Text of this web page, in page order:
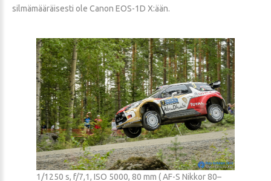
silmämääräisesti ole Canon EOS-1D X:ään.
1/1250 s, f/7,1, ISO 5000, 80 mm ( AF-S Nikkor 80–